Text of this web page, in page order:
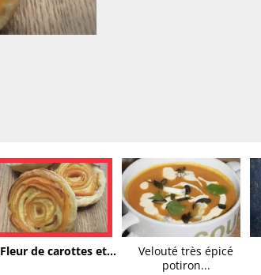
Fleur de carottes et...
Velouté très épicé
potiron...